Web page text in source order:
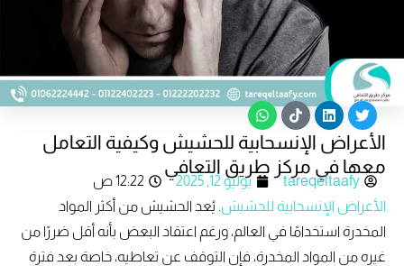
T
w
i
t
e
L
i
n
k
e
d
n
T
i
k
o
k
W
h
a
s
a
p
p
الأعراض الإنسحابية للحشيش وكيفية التعامل
معها في مركز طريق التعافي
tareqeltaafy يوليو 12, 2025
12:22 ص
الأعراض الإنسحابية للحشيش . يُعد الحشيش من أكثر المواد
المخدرة استخدامًا في العالم، ورغم اعتقاد البعض بأنه أقل ضررًا من
غيره من المواد المخدرة، فإن التوقف عن تعاطيه، خاصة بعد فترة